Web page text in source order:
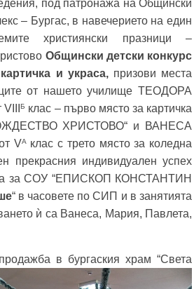
под патронажа на Общински
– Бургас, в навечерието на един
християнски празници –
Общински детски конкурс
и украса,призови места
от нашето училище ТЕОДОРА
Б клас – първо място за картичка
ХРИСТОВО“ и ВАНЕСА
VAклас с трето място за коледна
прекрасния индивидуален успех
за СОУ “ЕПИСКОП КОНСТАНТИН
“ в часовете по СИП и в занятията
ѝ са Ванеса, Мария, Павлета,
в бургаския храм “Света